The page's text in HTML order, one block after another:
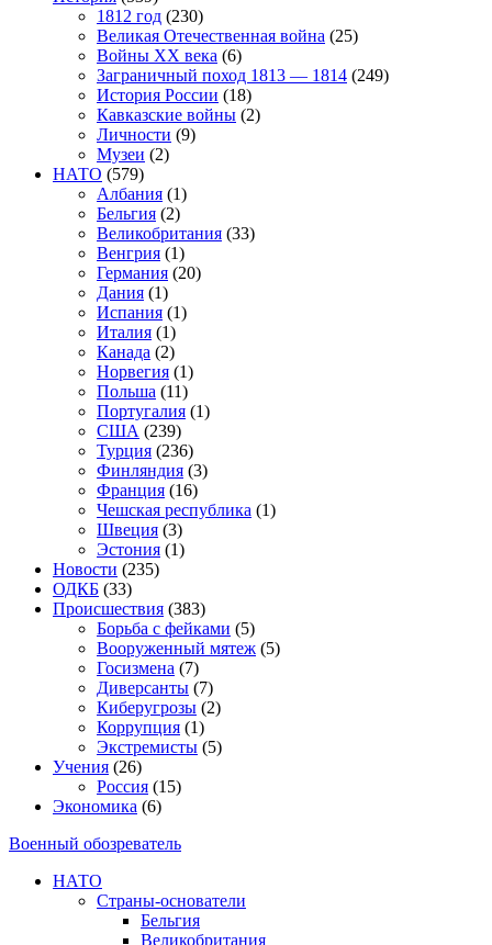
1812 год (230)
Великая Отечественная война (25)
Войны XX века (6)
Заграничный поход 1813 — 1814 (249)
История России (18)
Кавказские войны (2)
Личности (9)
Музеи (2)
НАТО (579)
Албания (1)
Бельгия (2)
Великобритания (33)
Венгрия (1)
Германия (20)
Дания (1)
Испания (1)
Италия (1)
Канада (2)
Норвегия (1)
Польша (11)
Португалия (1)
США (239)
Турция (236)
Финляндия (3)
Франция (16)
Чешская республика (1)
Швеция (3)
Эстония (1)
Новости (235)
ОДКБ (33)
Происшествия (383)
Борьба с фейками (5)
Вооруженный мятеж (5)
Госизмена (7)
Диверсанты (7)
Киберугрозы (2)
Коррупция (1)
Экстремисты (5)
Учения (26)
Россия (15)
Экономика (6)
Военный обозреватель
НАТО
Страны-основатели
Бельгия
Великобритания